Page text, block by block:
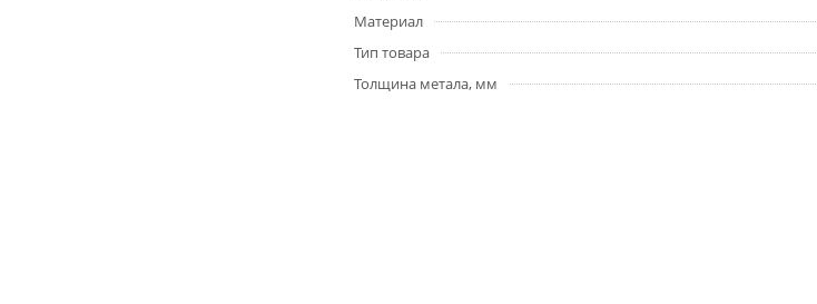
Материал
Тип товара
Толщина метала, мм